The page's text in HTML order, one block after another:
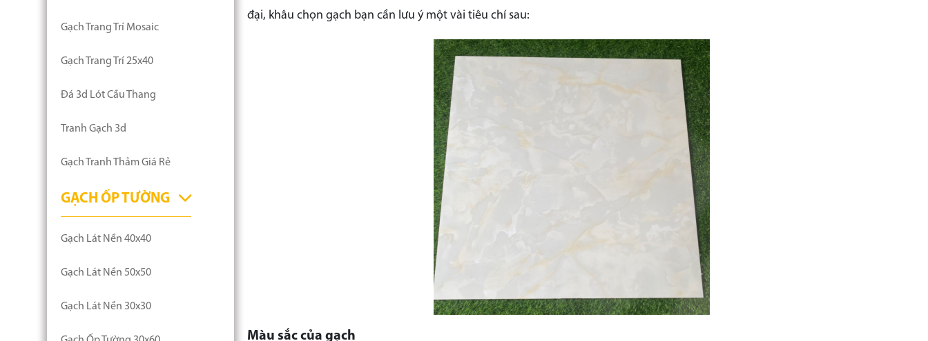
Gạch Trang Trí Mosaic
Gạch Trang Trí 25x40
Đá 3d Lót Cầu Thang
Tranh Gạch 3d
Gạch Tranh Thảm Giá Rẻ
GẠCH ỐP TƯỜNG
Gạch Lát Nền 40x40
Gạch Lát Nền 50x50
Gạch Lát Nền 30x30
đại, khâu chọn gạch bạn cần lưu ý một vài tiêu chí sau:
Màu sắc của gạch